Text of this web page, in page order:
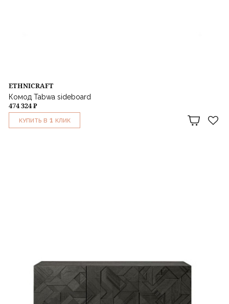
ETHNICRAFT
Комод Tabwa sideboard
474 324 ₽
КУПИТЬ В 1 КЛИК